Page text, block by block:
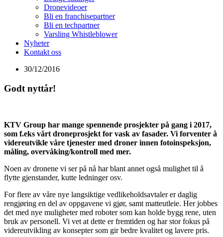
Dronevideoer
Bli en franchisepartner
Bli en techpartner
Varsling Whistleblower
Nyheter
Kontakt oss
30/12/2016
Godt nyttår!
KTV Group har mange spennende prosjekter på gang i 2017,
som f.eks vårt droneprosjekt for vask av fasader. Vi forventer å
videreutvikle våre tjenester med droner innen fotoinspeksjon,
måling, overvåking/kontroll med mer.
Noen av dronene vi ser på nå har blant annet også mulighet til å
flytte gjenstander, kutte ledninger osv.
For flere av våre nye langsiktige vedlikeholdsavtaler er daglig
rengjøring en del av oppgavene vi gjør, samt matteutleie. Her jobbes
det med nye muligheter med roboter som kan holde bygg rene, uten
bruk av personell. Vi vet at dette er fremtiden og har stor fokus på
videreutvikling av konsepter som gir bedre kvalitet og lavere pris.